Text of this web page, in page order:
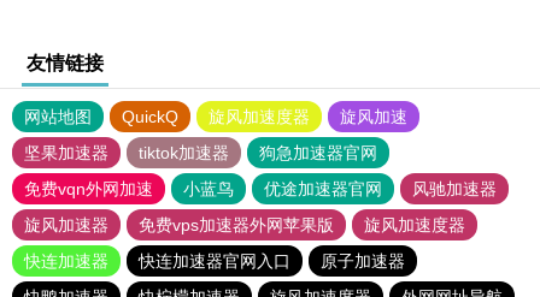
友情链接
网站地图 QuickQ 旋风加速度器
旋风加速
坚果加速器
tiktok加速器
狗急加速器官网
免费vqn外网加速
小蓝鸟 优途加速器官网
风驰加速器
旋风加速器
免费vps加速器外网苹果版
旋风加速度器
快连加速器
快连加速器官网入口
原子加速器